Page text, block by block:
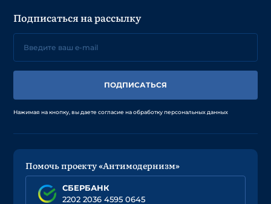
Подписаться на рассылку
ПОДПИСАТЬСЯ
Нажимая на кнопку, вы даете согласие на обработку персональных данных
Помочь проекту «Антимодернизм»
СБЕРБАНК
2202 2036 4595 0645